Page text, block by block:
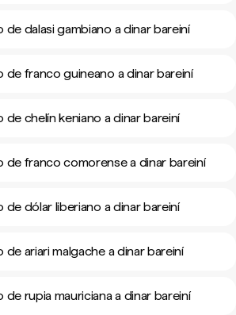
dalasi gambiano a dinar bareiní
de franco guineano a dinar bareiní
chelín keniano a dinar bareiní
de franco comorense a dinar bareiní
de dólar liberiano a dinar bareiní
ariari malgache a dinar bareiní
rupia mauriciana a dinar bareiní